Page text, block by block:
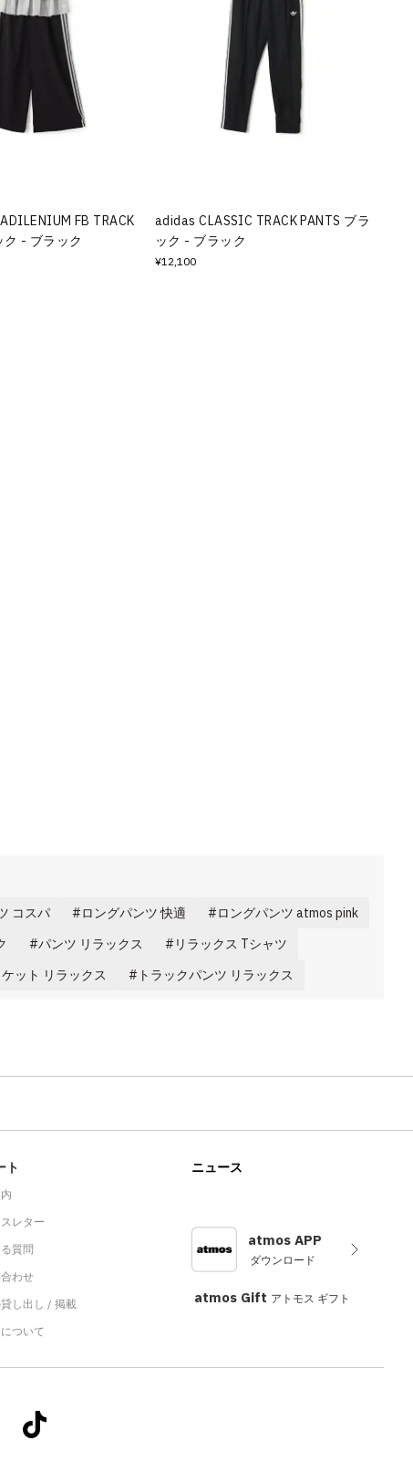
FB TRACK
ク - ブラック
adidas CLASSIC TRACK PANTS ブラ
ック - ブラック
¥12,100
コスパ ロングパンツ 快適
ロングパンツ atmos pink
パンツ リラックス
リラックス Tシャツ
ット リラックス トラックパンツ リラックス
ト
レター
質問
わせ
し出し / 掲載
ついて
ニュース
atmos APP
ダウンロード
atmos Gift アトモス ギフト